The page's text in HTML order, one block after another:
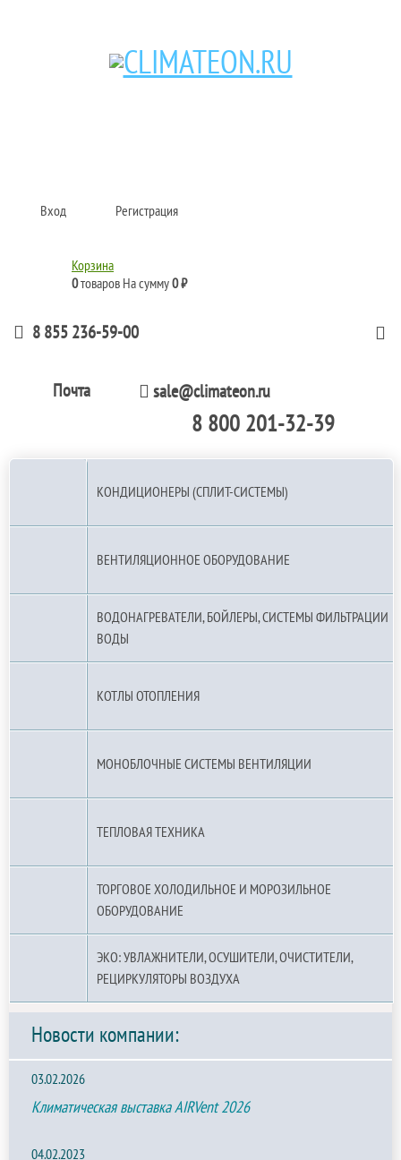
Кондиционеры и сплит-системы, газовые котлы, тепловые завесы, водяные
Вход Регистрация
Корзина
0товаров На сумму0 ₽
8 855 236-59-00
Почта sale@climateon.ru
8 800 201-32-39
КОНДИЦИОНЕРЫ (СПЛИТ-СИСТЕМЫ)
ВЕНТИЛЯЦИОННОЕ ОБОРУДОВАНИЕ
ВОДОНАГРЕВАТЕЛИ, БОЙЛЕРЫ, СИСТЕМЫ ФИЛЬТРАЦИИ
ВОДЫ
КОТЛЫ ОТОПЛЕНИЯ
МОНОБЛОЧНЫЕ СИСТЕМЫ ВЕНТИЛЯЦИИ
ТЕПЛОВАЯ ТЕХНИКА
ТОРГОВОЕ ХОЛОДИЛЬНОЕ И МОРОЗИЛЬНОЕ
ОБОРУДОВАНИЕ
ЭКО: УВЛАЖНИТЕЛИ, ОСУШИТЕЛИ, ОЧИСТИТЕЛИ,
РЕЦИРКУЛЯТОРЫ ВОЗДУХА
Новости компании:
03.02.2026
Климатическая выставка AIRVent 2026
04.02.2023